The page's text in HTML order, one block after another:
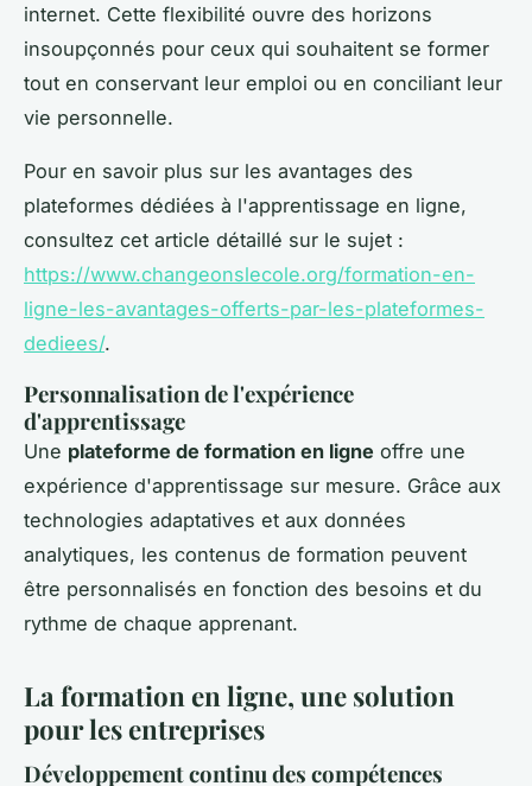
internet. Cette flexibilité ouvre des horizons
insoupçonnés pour ceux qui souhaitent se former
tout en conservant leur emploi ou en conciliant leur
vie personnelle.
Pour en savoir plus sur les avantages des
plateformes dédiées à l'apprentissage en ligne,
consultez cet article détaillé sur le sujet :
https://www.changeonslecole.org/formation-en-
ligne-les-avantages-offerts-par-les-plateformes-
dediees/.
Personnalisation de l'expérience
d'apprentissage
Une plateforme de formation en ligne offre une
expérience d'apprentissage sur mesure. Grâce aux
technologies adaptatives et aux données
analytiques, les contenus de formation peuvent
être personnalisés en fonction des besoins et du
rythme de chaque apprenant.
La formation en ligne, une solution
pour les entreprises
Développement continu des compétences